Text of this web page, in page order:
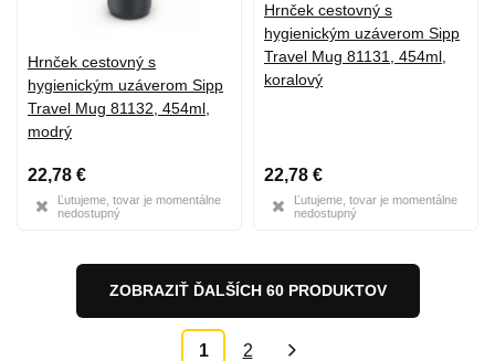
Hrnček cestovný s
hygienickým uzáverom Sipp
Travel Mug 81132, 454ml,
modrý
22,78 €
Ľutujeme, tovar je momentálne
nedostupný
Hrnček cestovný s
hygienickým uzáverom Sipp
Travel Mug 81131, 454ml,
koralový
22,78 €
Ľutujeme, tovar je momentálne
nedostupný
ZOBRAZIŤ ĎALŠÍCH 60 PRODUKTOV
1 2 »